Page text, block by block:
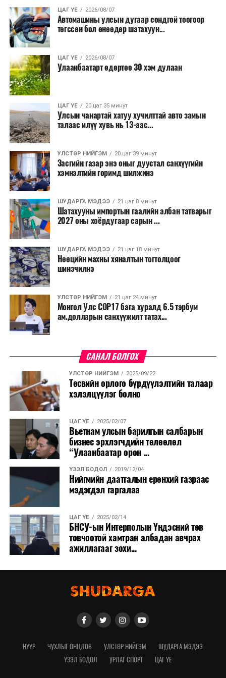
голын эх, Хүрэнбэлчир орчим, Тэрэлж голын
хөндийгөөр 6-11 хэм, Алтайн өвөр говь
орчмоор 23-28 хэм, Их нууруудын хотгор,
говийн бүс нутгийн өмнөд хэсэг, Дорнод,
Дарьгангын тал нутгаар 18-23 хэм, бусад
нутгаар 12-17 хэм, өдөртөө Монгол-Алтай,
Хангай, Хөвсгөл, Хэнтийн уулархаг нутаг, Эг, Үүр,
Тэрэлж, Хэрлэн, Онон, Улз, Халх голын хөндий,
Дорнод, Дарьгангын тал нутгаар 23-28 хэм, Их
нууруудын хотгор, говийн бүс нутгийн өмнөд
хэсгээр 35-40 хэм, бусад нутгаар 28-33 хэм
дулаан байна. Наймдугаар сарын 9-нд баруун
болон төвийн аймгуудын нутгийн хойд хэсгээр,
10, 11-нд ихэнх нутгаар сэрүүснэ.
ЦАГ ҮЕ 2026/08/07
Автомашины улсын дугаар сондгой тоогоор
төгссөн бол өнөөдөр шатахуун...
ЦАГ ҮЕ 2026/08/07
Улаанбаатарт өдөртөө 30 хэм дулаан
ЦАГ ҮЕ 20 цаг 35 минут
Улсын чанартай хатуу хучилттай авто замын
талаас илүү хувь нь 13-аас...
УЛСТӨР НИЙГЭМ 20 цаг 39 минут
Засгийн газар энэ оныг дуустал санхүүгийн
хэмнэлтийн горимд шилжинэ
ШУДАРГА МЭДЭЭ 21 цаг 8 минут
Шатахууны импортын гаалийн албан татварыг
2027 оны хоёрдугаар сарын ...
ШУДАРГА МЭДЭЭ 21 цаг 18 минут
Нөөцийн махны хяналтын тогтолцоог
шинэчилнэ
УЛСТӨР НИЙГЭМ 21 цаг 24 минут
Монгол Улс COP17 бага хуралд 6.5 тэрбум
ам.долларын санхүүжилт татах...
САНАЛ БОЛГОХ
УЛСТӨР НИЙГЭМ 2025/09/22
Төсвийн орлого бүрдүүлэлтийн талаар
хэлэлцүүлэг болно
ЦАГ ҮЕ 2025/02/07
Вьетнам улсын барилгын салбарын
бизнес эрхлэгчдийн төлөөлөл
“Улаанбаатар орон ...
ҮЗЭЛ БОДОЛ 2019/12/04
Нийгмийн даатгалын ерөнхий газраас
мэдэгдэл гаргалаа
ЦАГ ҮЕ 2025/02/14
БНСУ-ын Интерполын Үндэсний төв
товчоотой хамтран албадан авчрах
ажиллагааг зохи...
НҮҮР ЧУХЛЫГ ОНЦЛОВ УЛСТӨР НИЙГЭМ
ШУДАРГА МЭДЭЭ
ҮЗЭЛ БОДОЛ
УРЛАГ СПОРТ ЦАГ ҮЕ